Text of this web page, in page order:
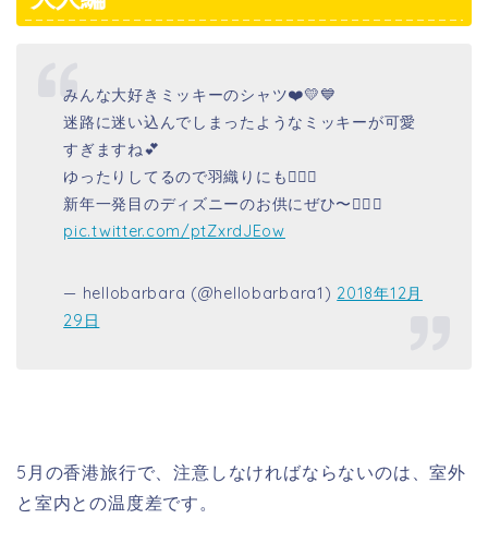
みんな大好きミッキーのシャツ❤️💛💙
迷路に迷い込んでしまったようなミッキーが可愛
すぎますね💕
ゆったりしてるので羽織りにも🙆🏻‍♀️
新年一発目のディズニーのお供にぜひ〜👍🏻✨
pic.twitter.com/ptZxrdJEow
— hellobarbara (@hellobarbara1) 2018年12月
29日
5月の香港旅行で、注意しなければならないのは、室外
と室内との温度差です。